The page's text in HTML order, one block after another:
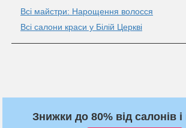
Всі майстри: Нарощення волосся
Всі салони краси у Білій Церкві
Знижки до 80% від салонів і